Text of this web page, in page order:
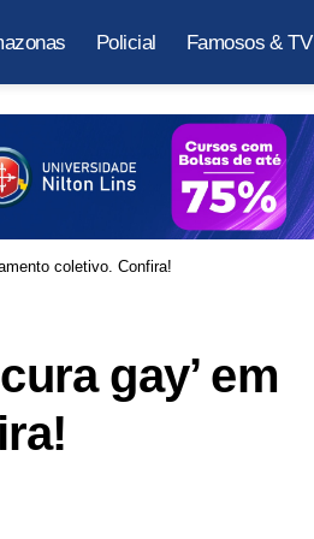
Policial Famosos & TV
coletivo. Confira!
gay’ em